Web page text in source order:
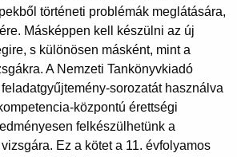
történeti problémák meglátására,
Másképpen kell készülni az új
s különösen másként, mint a
A Nemzeti Tankönyvkiadó
sorozatát használva
központú érettségi
felkészülhetünk a
Ez a kötet a 11. évfolyamos